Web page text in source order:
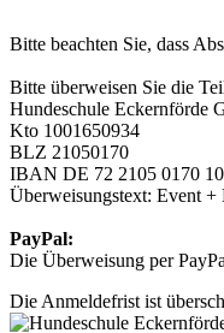
Bitte beachten Sie, dass
Bitte überweisen Sie die
Hundeschule Eckernförde
Kto 1001650934
BLZ 21050170
IBAN DE 72 2105 0170
Überweisungstext: Event +
PayPal:
Die Überweisung per
Die Anmeldefrist ist